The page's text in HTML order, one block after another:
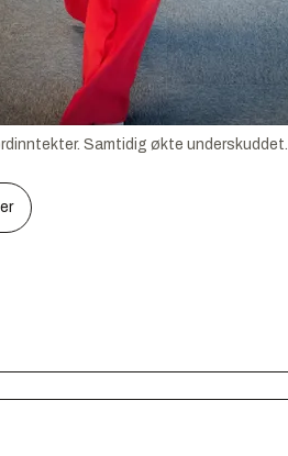
Samtidig økte underskuddet.